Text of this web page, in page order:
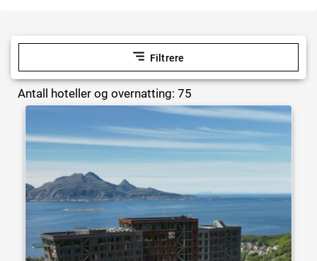
Filtrere
Antall hoteller og overnatting: 75